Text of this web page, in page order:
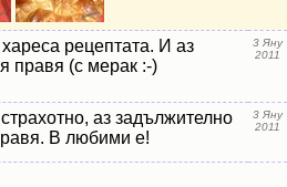
рецептата. И аз
правя (с мерак :-)
3 Яну
2011
аз задължително
В любими е!
3 Яну
2011